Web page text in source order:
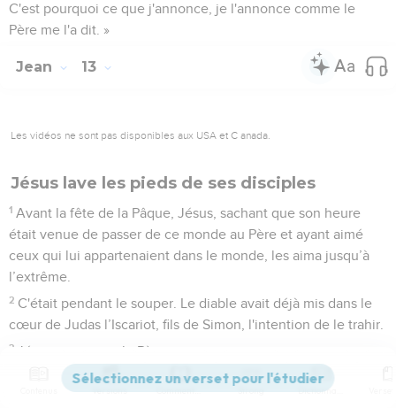
C'est pourquoi ce que j'annonce, je l'annonce comme le
Père me l'a dit. »
Jean 13
Les vidéos ne sont pas disponibles aux USA et C anada.
Jésus lave les pieds de ses disciples
1 Avant la fête de la Pâque, Jésus, sachant que son heure
était venue de passer de ce monde au Père et ayant aimé
ceux qui lui appartenaient dans le monde, les aima jusqu’à
l’extrême.
2 C'était pendant le souper. Le diable avait déjà mis dans le
cœur de Judas l’Iscariot, fils de Simon, l'intention de le trahir.
3
Jésus savait que le Père avait tout remis entre ses mains,
qu'il était venu de Dieu et qu'il retournait vers Dieu.
Versions Commentaires Strong